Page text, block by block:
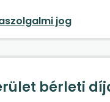
jog
bérleti